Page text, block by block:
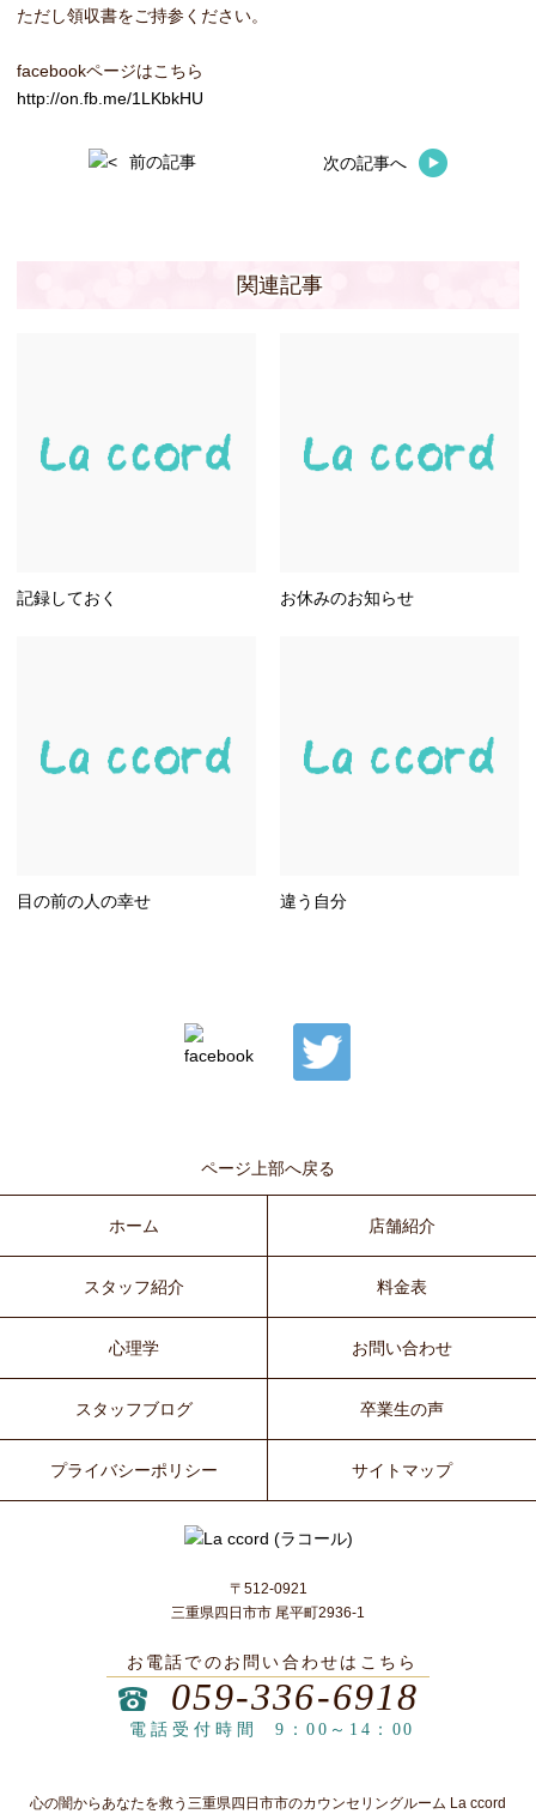
ただし領収書をご持参ください。
facebookページはこちら
http://on.fb.me/1LKbkHU
前の記事 次の記事へ
関連記事
記録しておく お休みのお知らせ
目の前の人の幸せ 違う自分
ページ上部へ戻る
ホーム 店舗紹介
スタッフ紹介 料金表
心理学 お問い合わせ
スタッフブログ 卒業生の声
プライバシーポリシー サイトマップ
〒512-0921
三重県四日市市 尾平町2936-1
お電話でのお問い合わせはこちら
059-336-6918
電話受付時間 9：00～14：00
心の闇からあなたを救う三重県四日市市のカウンセリングルーム La ccord